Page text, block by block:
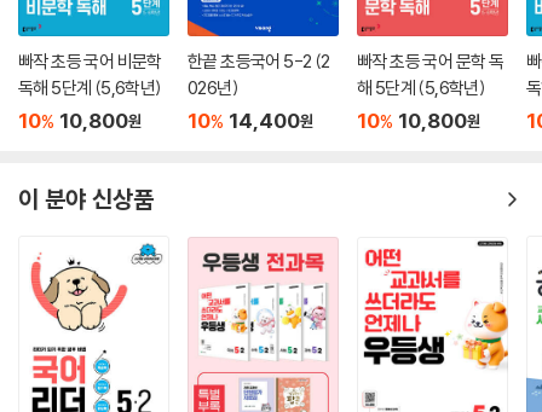
빠작 초등 국어 비문학
독해 5단계 (5,6학년)
10% 10,800원
한끝 초등국어 5-2 (2
026년)
10% 14,400원
빠작 초등 국어 문학 독
해 5단계 (5,6학년)
10% 10,800원
이 분야 신상품